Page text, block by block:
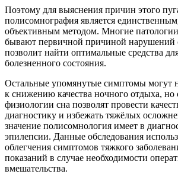
Поэтому для выяснения причин этого
полисомнография является
объективным методом. Многие патологии
бывают первичной причиной нарушений
позволит найти оптимальные средства
болезненного состояния.
Остальные упомянутые симптомы могут
к снижению качества ночного отдыха, но
физиологии сна позволят провести
диагностику и избежать тяжёлых
значение полисомнология имеет в
эпилепсии. Данные обследования
облегчения симптомов тяжкого
показаний в случае необходимости
вмешательства.